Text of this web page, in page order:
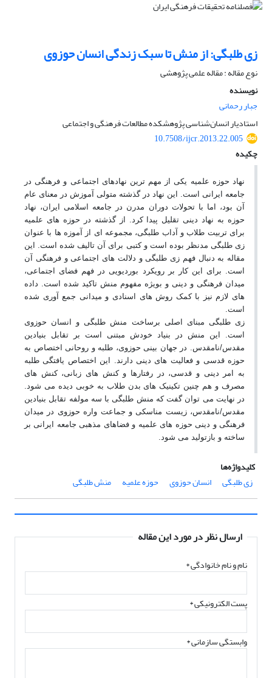
زی طلبگی: از منش تا سبک زندگی انسان حوزوی
نوع مقاله : مقاله علمی پژوهشی
نویسنده
جبار رحمانی
استادیار انسان‌شناسی پژوهشکده مطالعات فرهنگی و اجتماعی
10.7508/ijcr.2013.22.005
چکیده
نهاد حوزه علمیه یکی از مهم ترین نهادهای اجتماعی و فرهنگی در
جامعه ایرانی است. این نهاد در گذشته متولی آموزش در معنای عام
آن بود، اما با تحولات دوران مدرن در جامعه اسلامی ایران، نهاد
حوزه به نهاد دینی تقلیل پیدا کرد. از گذشته در حوزه های علمیه
برای تربیت طلاب و آداب طلبگی، مجموعه ای از آموزه ها با عنوان
زی طلبگی مدنظر بوده است و کتبی برای آن تالیف شده است. این
مقاله به دنبال فهم زی طلبگی و دلالت های اجتماعی و فرهنگی آن
است. برای این کار بر رویکرد بوردیویی در فهم فضای اجتماعی،
میدان فرهنگی و دینی و بویژه مفهوم منش تاکید شده است. داده
های لازم نیز با کمک روش های اسنادی و میدانی جمع آوری شده
است.
زی طلبگی مبنای اصلی برساخت منش طلبگی و انسان حوزوی
است. این منش در بنیاد خودش مبتنی است بر تقابل بنیادین
مقدس/نامقدس. در جهان بینی حوزوی، طلبه و روحانی اختصاص به
حوزه قدسی و فعالیت های دینی دارند. این اختصاص یافتگی طلبه
به امر دینی و قدسی، در رفتارها و کنش های زبانی، کنش های
مصرف و هم چنین تکینیک های بدن طلاب به خوبی دیده می شود.
در نهایت می توان گفت که منش طلبگی با سه مولفه تقابل بنیادین
مقدس/نامقدس، زیست مناسکی و جماعت واره حوزوی در میدان
فرهنگی و دینی حوزه های علمیه و فضاهای مذهبی جامعه ایرانی بر
ساخته و بازتولید می شود.
کلیدواژه‌ها
زی طلبگی
انسان حوزوی حوزه علمیه منش طلبگی
ارسال نظر در مورد این مقاله
نام و نام خانوادگی*
پست الکترونیکی*
وابستگی سازمانی *